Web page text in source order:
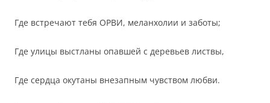
Где встречают тебя ОРВИ, меланхолии и заботы;
Где улицы выстланы опавшей с деревьев листвы,
Где сердца окутаны внезапным чувством любви.